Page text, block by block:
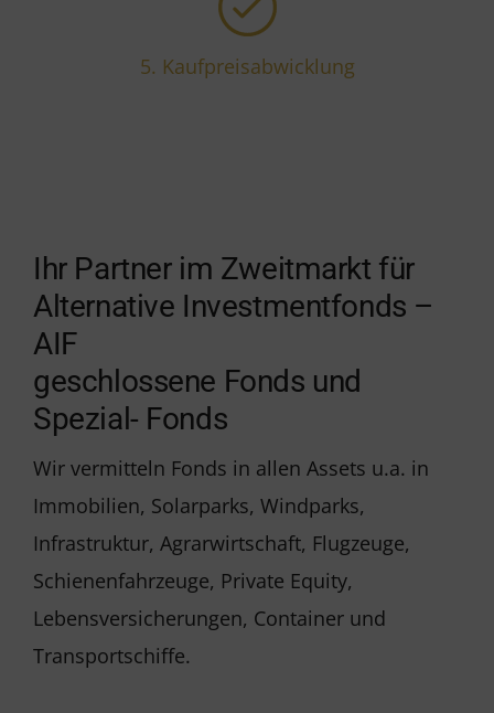
5. Kaufpreisabwicklung
Ihr Partner im Zweitmarkt für
Alternative Investmentfonds –
AIF
geschlossene Fonds und
Spezial- Fonds
Wir vermitteln Fonds in allen Assets u.a. in
Immobilien, Solarparks, Windparks,
Infrastruktur, Agrarwirtschaft, Flugzeuge,
Schienenfahrzeuge, Private Equity,
Lebensversicherungen, Container und
Transportschiffe.